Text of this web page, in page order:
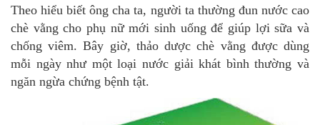
Theo hiểu biết ông cha ta, người ta thường đun nước cao
chè vằng cho phụ nữ mới sinh uống để giúp lợi sữa và
chống viêm. Bây giờ, thảo dược chè vằng được dùng
mỗi ngày như một loại nước giải khát bình thường và
ngăn ngừa chứng bệnh tật.